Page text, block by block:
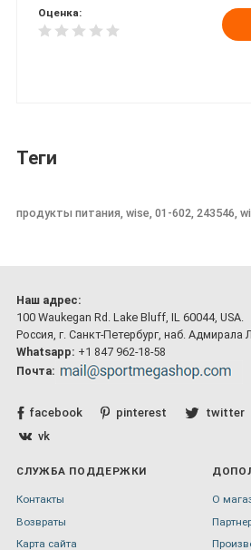
Оценка:
Теги
продукты питания, wise, 01-602, 243546,
Наш адрес:
100 Waukegan Rd. Lake Bluff, IL 60044, USA.
Россия, г. Санкт-Петербург, наб. Адмирала
Whatsapp: +1 847 962-18-58
Почта:
facebook pinterest
twitter
vk
СЛУЖБА ПОДДЕРЖКИ
Контакты
Возвраты
Карта сайта
О